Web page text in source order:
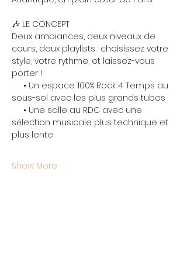
🎶 LE CONCEPT
Deux ambiances, deux niveaux de
cours, deux playlists : choisissez votre
style, votre rythme, et laissez-vous
porter !
• Un espace 100% Rock 4 Temps au
sous-sol avec les plus grands tubes
• Une salle au RDC avec une
sélection musicale plus technique et
plus lente
Show More